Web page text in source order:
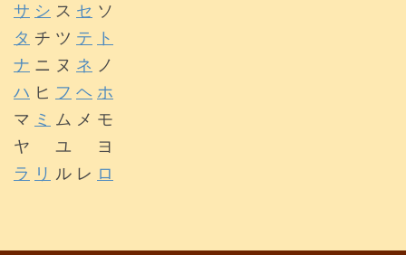
サ シ ス セ ソ
タ チ ツ テ ト
ナ ニ ヌ ネ ノ
ハ ヒ フ ヘ ホ
マ ミ
ム メ モ
ヤ ユ ヨ
ラ リ ル レ ロ